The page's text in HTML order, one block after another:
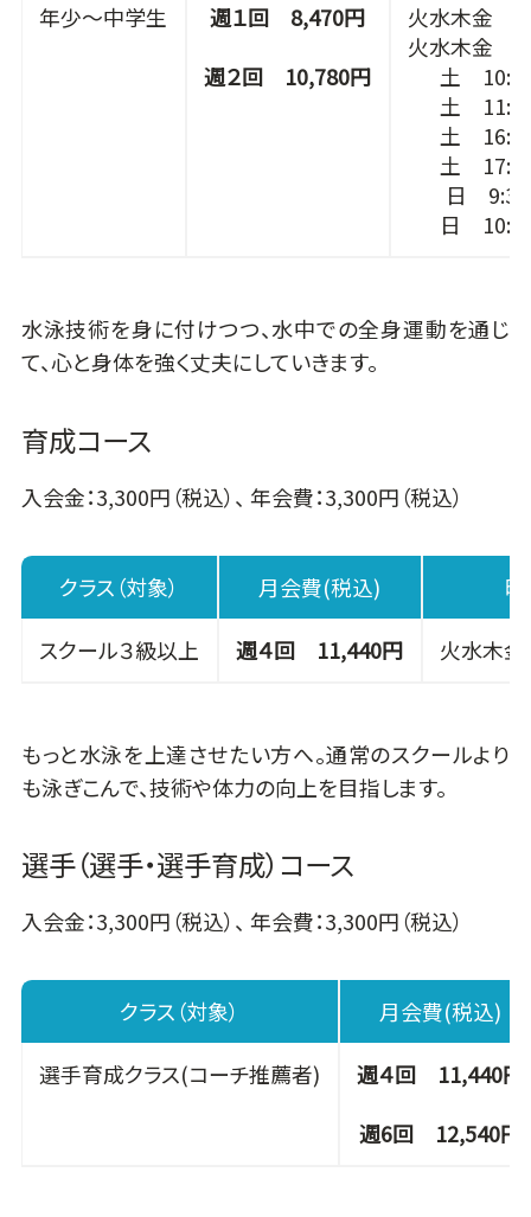
年少～中学生
週１回 8,470円
週２回 10,780円
火水木金
火水木金
土
土
土
土
日 9:30
日
水泳技術を身に付けつつ、水中での全身運動を通じ
て、心と身体を強く丈夫にしていきます。
育成コース
入会金：3,300円（税込）、 年会費：3,300円（税込）
クラス（対象） 月会費(税込)
スクール３級以上 週４回 11,440円 火水木
もっと水泳を上達させたい方へ。通常のスクールより
も泳ぎこんで、技術や体力の向上を目指します。
選手（選手・選手育成）コース
入会金：3,300円（税込）、 年会費：3,300円（税込）
クラス（対象） 月会費(税込)
選手育成クラス(コーチ推薦者)
週４回 11,440円
週6回 12,540円